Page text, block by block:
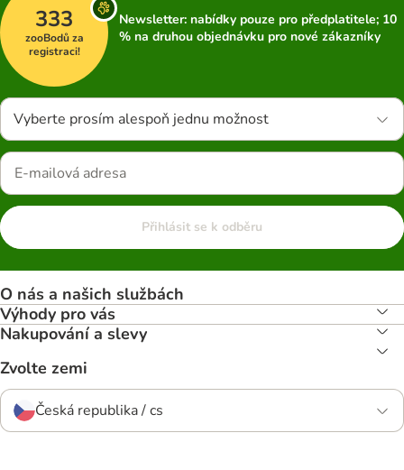
333
zooBodů za
registraci!
Newsletter: nabídky pouze pro předplatitele; 10
% na druhou objednávku pro nové zákazníky
Vyberte prosím alespoň jednu možnost
Přihlásit se k odběru
O nás a našich službách
Výhody pro vás
Nakupování a slevy
Zvolte zemi
Česká republika / cs